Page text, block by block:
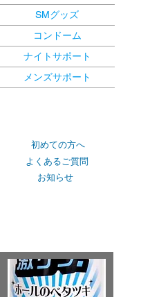
SMグッズ
コンドーム
ナイトサポート
メンズサポート
初めての方へ
よくあるご質問
お知らせ